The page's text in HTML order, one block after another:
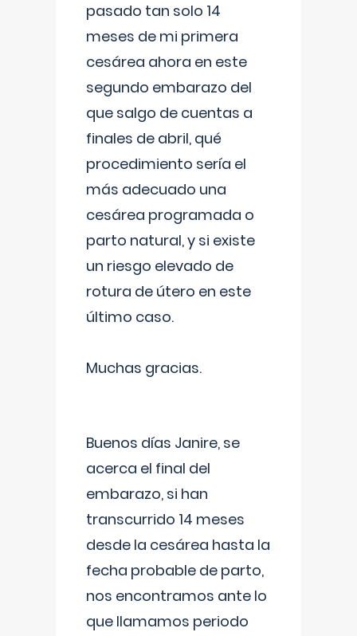
pasado tan solo 14
meses de mi primera
cesárea ahora en este
segundo embarazo del
que salgo de cuentas a
finales de abril, qué
procedimiento sería el
más adecuado una
cesárea programada o
parto natural, y si existe
un riesgo elevado de
rotura de útero en este
último caso.
Muchas gracias.
Buenos días Janire, se
acerca el final del
embarazo, si han
transcurrido 14 meses
desde la cesárea hasta la
fecha probable de parto,
nos encontramos ante lo
que llamamos periodo